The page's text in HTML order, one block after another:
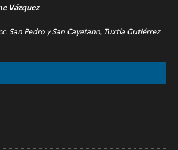
Vázquez
San Pedro y San Cayetano, Tuxtla Gutiérrez